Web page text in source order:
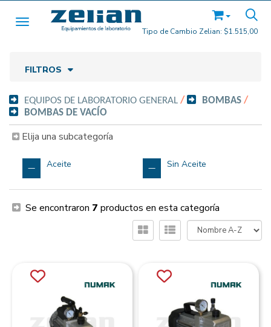
Tipo de Cambio Zelian: $1.515,00
Toggle navigation
FILTROS
EQUIPOS DE LABORATORIO GENERAL / BOMBAS /
BOMBAS DE VACÍO
Elija una subcategoría
Aceite Sin Aceite
Se encontraron 7 productos en esta categoría